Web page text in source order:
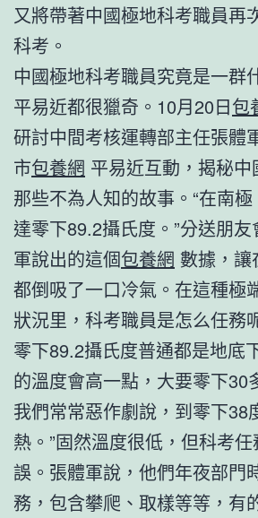
又將帶著中國極地科考職員再
科考。
中國極地科考職員究竟是一群
平易近都很獵奇。10月20日包
研討中間考核運轉部主任張體
市包養網 平易近互動，揭秘
那些不為人知的故事。“在南
達零下89.2攝氏度。”分送朋
軍說出的這個包養網 數據，
都倒吸了一口冷氣。在這種極
狀況里，科考職員是怎么任務
零下89.2攝氏度普通都是地底
的溫度會高一點，大要零下30
我們常常惡作劇說，到零下38
熱。”固然溫度很低，但科考
誤。張體軍說，他們年夜部門
務，包含攀爬、取樣等等，有